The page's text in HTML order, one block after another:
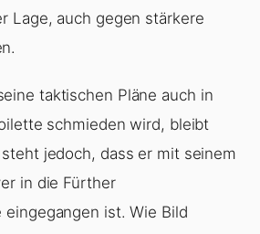
Lage, auch gegen stärkere
taktischen Pläne auch in
schmieden wird, bleibt
jedoch, dass er mit seinem
in die Fürther
eingegangen ist. Wie Bild